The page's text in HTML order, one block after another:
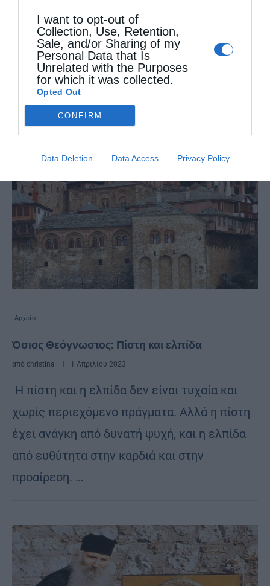
I want to opt-out of
Collection, Use, Retention,
Sale, and/or Sharing of my
Personal Data that Is
Unrelated with the Purposes
for which it was collected.
Opted Out
CONFIRM
Data Deletion Data Access Privacy Policy
Στη ζωή αυτή, στηριζόμαστε στην πίστη, όχι
στην αίσθηση(Β΄ Κορ. 5, 7). και έχομε την
αρετή αμυδρά, όπως μέσα σε καθρέφτη(Α΄
Κορ. 13, 12), και γι’ αυτό έχομε ανάγκη να …
Αρχείο
Όσιος Θεόγνωστος: Πίστη και ελπίδα
από christina 1 Απριλίου 2023
Η πίστη και η ελπίδα δεν είναι τυχαία και
χωρίς περιεχόμενο πράγματα. Αλλά η πίστη
έχει ανάγκη από δυνατή ψυχή, και η ελπίδα
από ευθύτητα στην καρδιά και στην
προαίρεση. …